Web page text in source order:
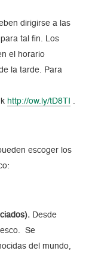
dirigirse a las
tal fin. Los
el horario
la tarde. Para
http://ow.ly/tD8TI
escoger los
Desde
Se
del mundo,